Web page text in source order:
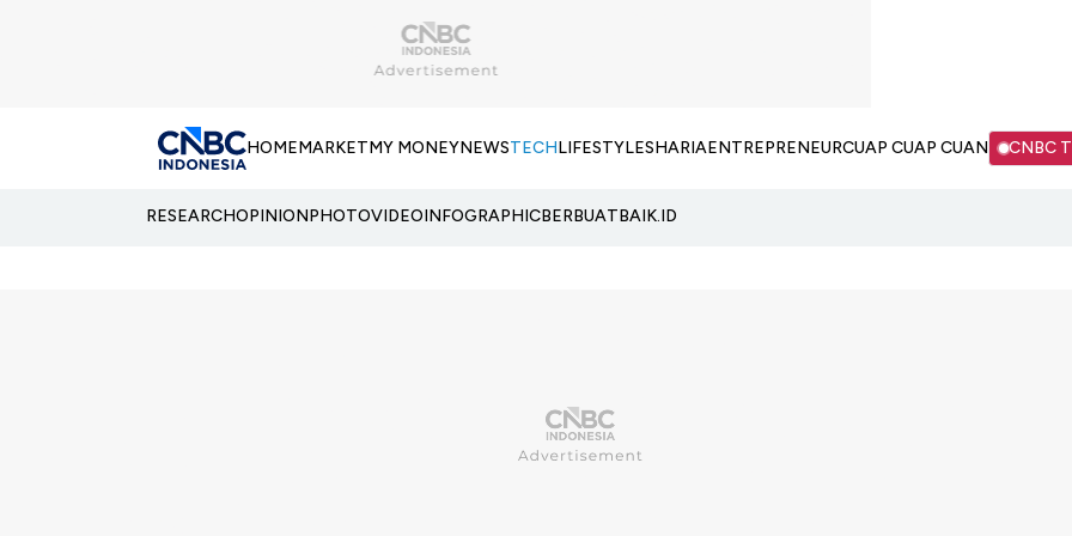
HOMEMARKETMY MONEYNEWSTECHLIFESTYLESHARIAENTREPRENEURCUAP CUAP CUAN CNBC
RESEARCHOPINIONPHOTOVIDEOINFOGRAPHICBERBUATBAIK.ID